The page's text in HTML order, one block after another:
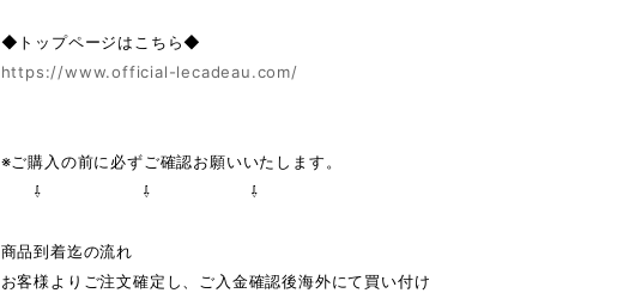
◆トップページはこちら◆
https://www.official-lecadeau.com/
※ご購入の前に必ずご確認お願いいたします。
⇩ ⇩ ⇩
商品到着迄の流れ
お客様よりご注文確定し、ご入金確認後海外にて買い付け